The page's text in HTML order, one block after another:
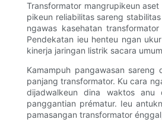
Transformator mangrupikeun
pikeun reliabilitas sareng
ngawas kasehatan
Pendekatan ieu henteu ngan
kinerja jaringan listrik sacara
Kamampuh pangawasan
panjang transformator. Ku cara
dijadwalkeun dina waktos anu
panggantian prématur. Ieu
pamasangan transformator